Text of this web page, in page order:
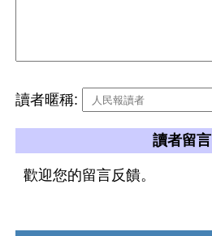
讀者暱稱:
讀者留言
歡迎您的留言反饋。